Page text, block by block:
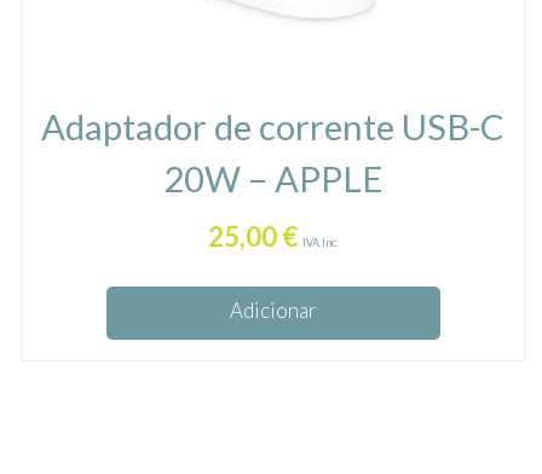
Adaptador de corrente USB-C
20W – APPLE
25,00€ IVA Inc.
Adicionar